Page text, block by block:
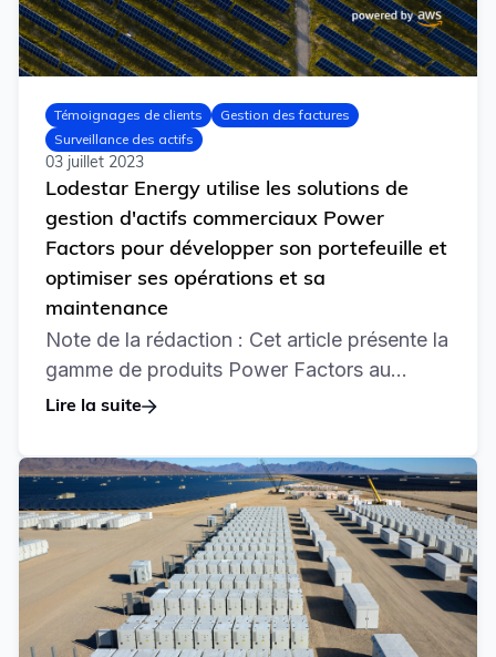
Témoignages de clients
Gestion des factures
Surveillance des actifs
03 juillet 2023
Lodestar Energy utilise les solutions de
gestion d'actifs commerciaux Power
Factors pour développer son portefeuille et
optimiser ses opérations et sa
maintenance
Note de la rédaction : Cet article présente la
gamme de produits Power Factors au...
Lire la suite